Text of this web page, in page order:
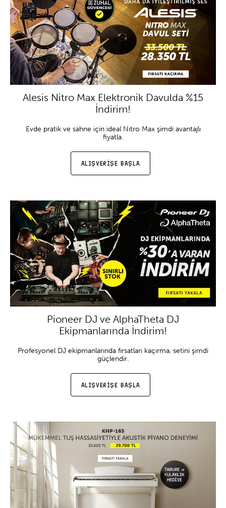
Alesis Nitro Max Elektronik Davulda %15
İndirim!
Evde pratik ve sahne için ideal Nitro Max şimdi avantajlı
fiyatla.
ALIŞVERİŞE BAŞLA
Pioneer DJ ve AlphaTheta DJ
Ekipmanlarında İndirim!
Profesyonel DJ ekipmanlarında fırsatları kaçırma, setini şimdi
güçlendir.
ALIŞVERİŞE BAŞLA